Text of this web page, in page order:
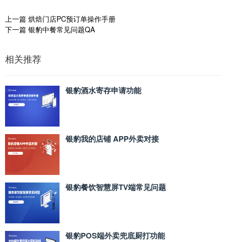
上一篇 烘焙门店PC预订单操作手册
下一篇 银豹中餐常见问题QA
相关推荐
银豹酒水寄存申请功能
银豹我的店铺 APP外卖对接
银豹餐饮智慧屏TV端常见问题
银豹POS端外卖兜底厨打功能